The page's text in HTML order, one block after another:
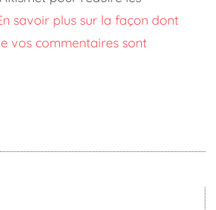
savoir plus sur la façon dont
vos commentaires sont